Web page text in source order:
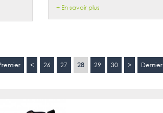
+ En savoir plus
< 26 27 28 29 30 > Dernier